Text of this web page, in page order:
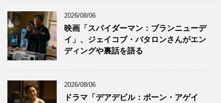
2026/08/06
映画「スパイダーマン：ブランニューデ
イ」、ジェイコブ・バタロンさんがエン
ディングや裏話を語る
2026/08/06
ドラマ「デアデビル：ボーン・アゲイ